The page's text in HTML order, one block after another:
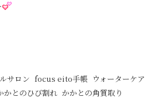
サロン focus eito手帳 ウォーターケア
かとのひび割れ かかとの角質取り